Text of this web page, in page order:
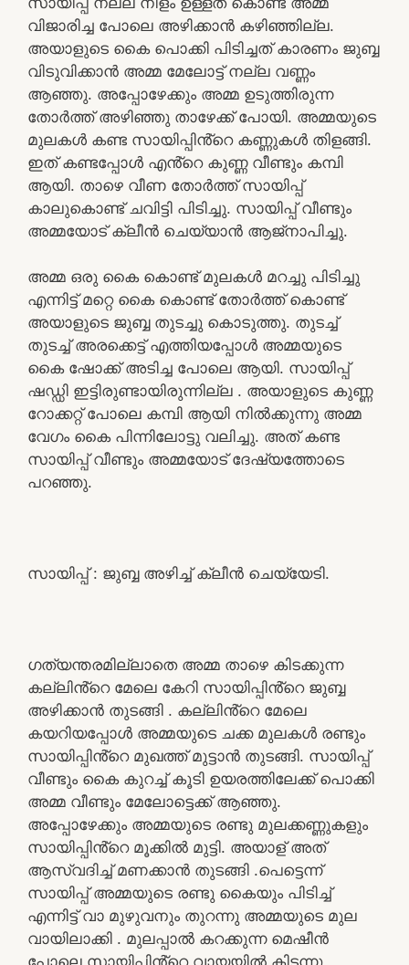
വിജാരിച്ച പോലെ അഴിക്കാൻ കഴിഞ്ഞില്ല.
അയാളുടെ കൈ പൊക്കി പിടിച്ചത് കാരണം ജുബ്ബ
വിടുവിക്കാൻ അമ്മ മേലോട്ട് നല്ല വണ്ണം
ആഞ്ഞു. അപ്പോഴേക്കും അമ്മ ഉടുത്തിരുന്ന
തോർത്ത് അഴിഞ്ഞു താഴേക്ക് പോയി. അമ്മയുടെ
മുലകൾ കണ്ട സായിപ്പിൻ്റെ കണ്ണുകൾ തിളങ്ങി.
ഇത് കണ്ടപ്പോൾ എൻ്റെ കുണ്ണ വീണ്ടും കമ്പി
ആയി. താഴെ വീണ തോർത്ത് സായിപ്പ്
കാലുകൊണ്ട് ചവിട്ടി പിടിച്ചു. സായിപ്പ് വീണ്ടും
അമ്മയോട് ക്ലീൻ ചെയ്യാൻ ആജ്‌നാപിച്ചു.
അമ്മ ഒരു കൈ കൊണ്ട് മുലകൾ മറച്ചു പിടിച്ചു
എന്നിട്ട് മറ്റെ കൈ കൊണ്ട് തോർത്ത് കൊണ്ട്
അയാളുടെ ജുബ്ബ തുടച്ചു കൊടുത്തു. തുടച്ച്
തുടച്ച് അരക്കെട്ട് എത്തിയപ്പോൾ അമ്മയുടെ
കൈ ഷോക്ക് അടിച്ച പോലെ ആയി. സായിപ്പ്
ഷഡ്ഡി ഇട്ടിരുണ്ടായിരുന്നില്ല . അയാളുടെ കുണ്ണ
റോക്കറ്റ് പോലെ കമ്പി ആയി നിൽക്കുന്നു അമ്മ
വേഗം കൈ പിന്നിലോട്ടു വലിച്ചു. അത് കണ്ട
സായിപ്പ് വീണ്ടും അമ്മയോട് ദേഷ്യത്തോടെ
പറഞ്ഞു.
സായിപ്പ് : ജുബ്ബ അഴിച്ച് ക്ലീൻ ചെയ്യേടി.
ഗത്യന്തരമില്ലാതെ അമ്മ താഴെ കിടക്കുന്ന
കല്ലിൻ്റെ മേലെ കേറി സായിപ്പിൻ്റെ ജുബ്ബ
അഴിക്കാൻ തുടങ്ങി . കല്ലിൻ്റെ മേലെ
കയറിയപ്പോൾ അമ്മയുടെ ചക്ക മുലകൾ രണ്ടും
സായിപ്പിൻ്റെ മുഖത്ത് മുട്ടാൻ തുടങ്ങി. സായിപ്പ്
വീണ്ടും കൈ കുറച്ച് കൂടി ഉയരത്തിലേക്ക് പൊക്കി
അമ്മ വീണ്ടും മേലോട്ടെക്ക് ആഞ്ഞു.
അപ്പോഴേക്കും അമ്മയുടെ രണ്ടു മുലക്കണ്ണുകളും
സായിപ്പിൻ്റെ മൂക്കിൽ മുട്ടി. അയാള് അത്
ആസ്വദിച്ച് മണക്കാൻ തുടങ്ങി .പെട്ടെന്ന്
സായിപ്പ് അമ്മയുടെ രണ്ടു കൈയും പിടിച്ച്
എന്നിട്ട് വാ മുഴുവനും തുറന്നു അമ്മയുടെ മുല
വായിലാക്കി . മുലപ്പാൽ കറക്കുന്ന മെഷീൻ
പോലെ സായിപ്പിൻ്റെ വായയിൽ കിടന്നു